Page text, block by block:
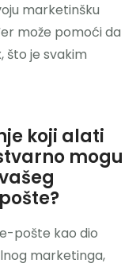
marketinšku
može pomoći da
što je svakim
koji alati
mogu
pošte kao dio
marketinga,